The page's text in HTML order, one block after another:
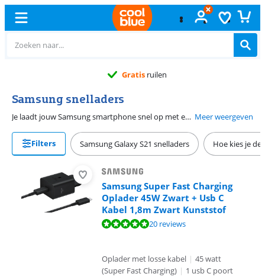
Gratis ruilen
Samsung snelladers
Je laadt jouw Samsung smartphone snel op met een Samsung snellader. Smartphones uit de S serie en de A serie toestellen laad je extra snel op via Samsung Super Fast Charging. Met een Samsung usb C snellader zit je batterij na een half uur al voor ongeveer 60 procent vol. Alle Samsung smartphones die snelladen ondersteunen, werken met Samsung Adaptive Fast Charge of Quick Charge snelladers. Na een half uur laden zit je batterij voor 40 procent vol. Meer weergeven
Filters Samsung Galaxy S21 snelladers Hoe kies je
Samsung Super Fast Charging
Oplader 45W Zwart + Usb C
Kabel 1,8m Zwart Kunststof
Beoordeling is 9,6 van de 10, gebaseerd op 20 reviews.
20 reviews
Oplader met losse kabel | 45 watt
(Super Fast Charging) | 1 usb C poort